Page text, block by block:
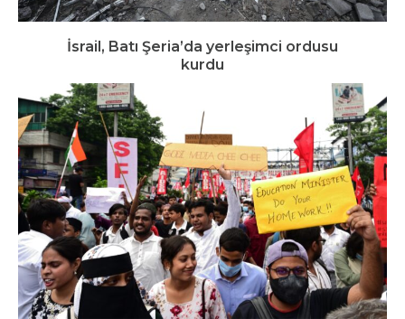
İsrail, Batı Şeria’da yerleşimci ordusu
kurdu